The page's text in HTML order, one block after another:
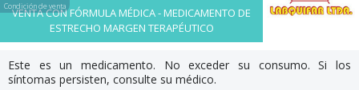
Condición de venta
VENTA CON FÓRMULA MÉDICA - MEDICAMENTO DE
ESTRECHO MARGEN TERAPÉUTICO
Este es un medicamento. No exceder su consumo. Si los
síntomas persisten, consulte su médico.